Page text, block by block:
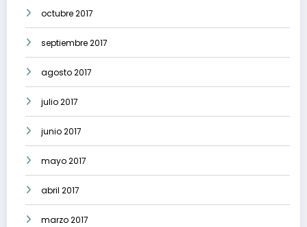
octubre 2017
septiembre 2017
agosto 2017
julio 2017
junio 2017
mayo 2017
abril 2017
marzo 2017